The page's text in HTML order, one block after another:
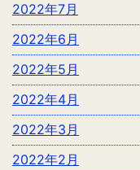
2022年7月
2022年6月
2022年5月
2022年4月
2022年3月
2022年2月